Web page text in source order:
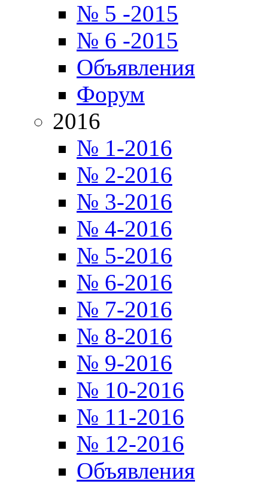
№ 5 -2015
№ 6 -2015
Объявления
Форум
2016
№ 1-2016
№ 2-2016
№ 3-2016
№ 4-2016
№ 5-2016
№ 6-2016
№ 7-2016
№ 8-2016
№ 9-2016
№ 10-2016
№ 11-2016
№ 12-2016
Объявления